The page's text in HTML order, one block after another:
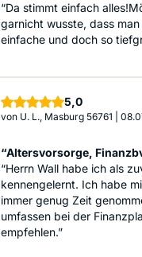
“Da stimmt einfach
garnicht wusste, dass
einfache und doch so
5,0Sterne
von U. L., Masburg 56761
“Altersvorsorge,
“Herrn Wall habe ich als
kennengelernt. Ich habe
immer genug Zeit
umfassen bei der
empfehlen.”